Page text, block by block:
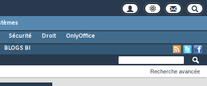
Sécurité Droit
OnlyOffice
BLOGS BI
Recherche avancée